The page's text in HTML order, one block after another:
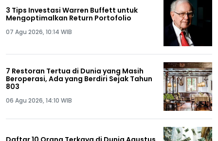
3 Tips Investasi Warren Buffett untuk
Mengoptimalkan Return Portofolio
07 Agu 2026, 10:14 WIB
7 Restoran Tertua di Dunia yang Masih
Beroperasi, Ada yang Berdiri Sejak Tahun
803
06 Agu 2026, 14:10 WIB